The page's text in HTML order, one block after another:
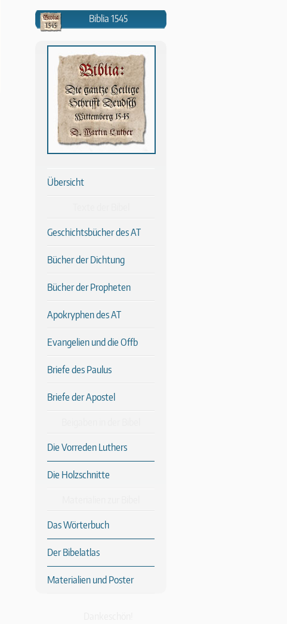
Biblia 1545
Übersicht
Geschichtsbücher des AT
Bücher der Dichtung
Bücher der Propheten
Apokryphen des AT
Evangelien und die Offb
Briefe des Paulus
Briefe der Apostel
Die Vorreden Luthers
Die Holzschnitte
Das Wörterbuch
Der Bibelatlas
Materialien und Poster